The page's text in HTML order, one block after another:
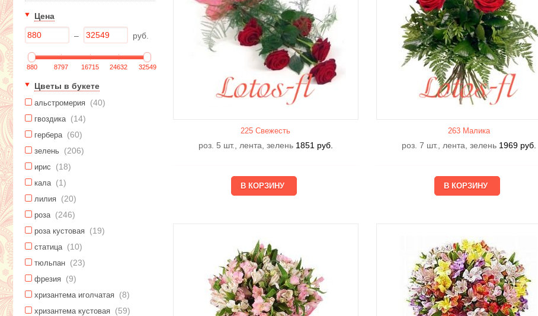
Цена
– руб.
880 8797 16715 24632 32549
Цветы в букете
альстромерия (40)
гвоздика (14)
гербера (60)
зелень (206)
ирис (18)
кала (1)
лилия (20)
роза (246)
роза кустовая (19)
статица (10)
тюльпан (23)
фрезия (9)
хризантема иголчатая (8)
хризантема кустовая (59)
225 Свежесть
роз. 5 шт., лента, зелень 1851 руб.
263 Малика
роз. 7 шт., лента, зелень 1969 руб.